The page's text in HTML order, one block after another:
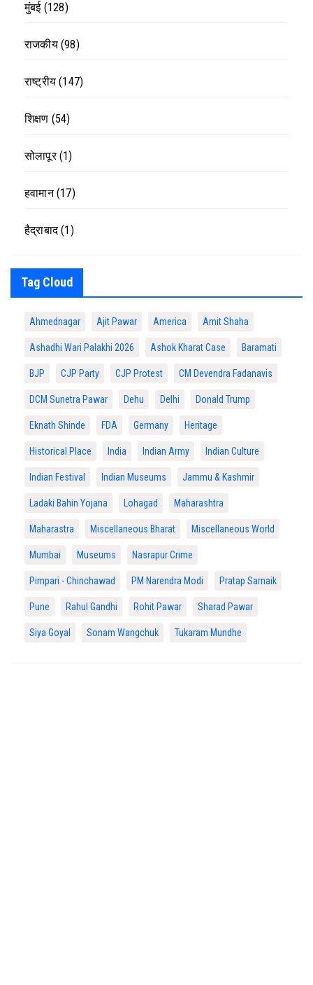
मुंबई(128)
राजकीय(98)
राष्ट्रीय (147)
शिक्षण (54)
सोलापूर(1)
हवामान(17)
हैद्राबाद(1)
Tag Cloud
Ahmednagar Ajit Pawar America Amit Shaha
Ashadhi Wari Palakhi 2026 Ashok Kharat Case Baramati
BJP CJP Party CJP Protest CM Devendra Fadanavis
DCM Sunetra Pawar Dehu Delhi Donald Trump
Eknath Shinde FDA Germany Heritage
Historical Place India Indian Army Indian Culture
Indian Festival Indian Museums Jammu & Kashmir
Ladaki Bahin Yojana Lohagad Maharashtra
Maharastra Miscellaneous Bharat Miscellaneous World
Mumbai Museums Nasrapur Crime
Pimpari - Chinchawad PM Narendra Modi Pratap Sarnaik
Pune Rahul Gandhi Rohit Pawar Sharad Pawar
Siya Goyal Sonam Wangchuk Tukaram Mundhe